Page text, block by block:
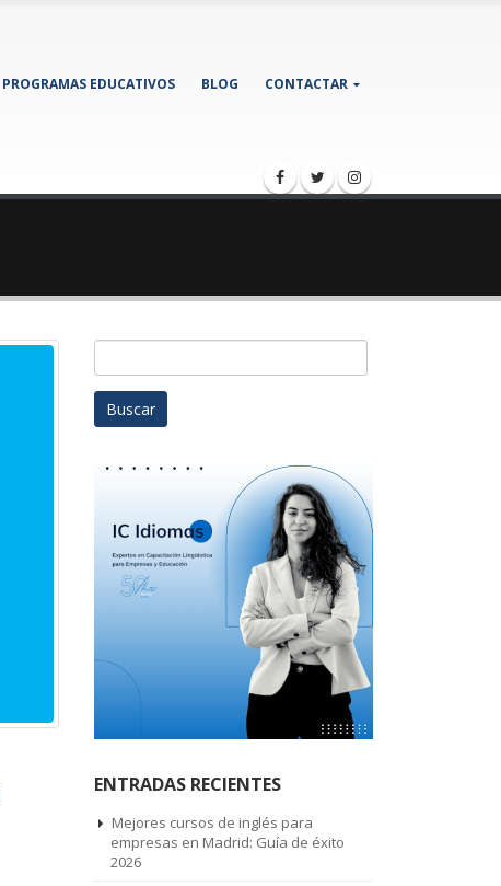
PROGRAMAS EDUCATIVOS BLOG CONTACTAR
ENTRADAS RECIENTES
Mejores cursos de inglés para
empresas en Madrid: Guía de éxito
2026